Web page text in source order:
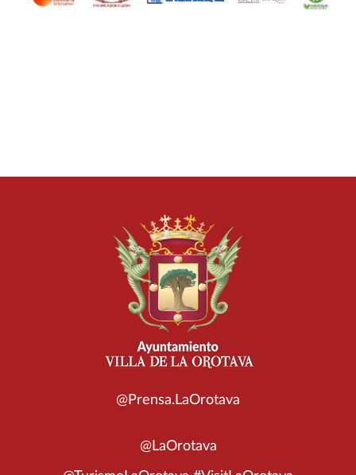
@Prensa.LaOrotava
@LaOrotava